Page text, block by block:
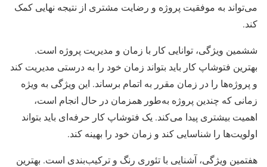
می‌تواند به موفقیت پروژه و رضایت مشتری از نتیجه نهایی کمک
کند.
ششمین ویژگی، توانایی کار با زمان و مدیریت پروژه است.
بهترین فتوشاپ کار باید بتواند زمان خود را به درستی مدیریت کند
و پروژه‌ها را در زمان مقرر به اتمام برساند. این ویژگی به ویژه
زمانی که چندین پروژه به‌طور همزمان در حال انجام است،
اهمیت بیشتری پیدا می‌کند. یک فتوشاپ کار حرفه‌ای باید بتواند
اولویت‌ها را شناسایی کند و زمان خود را بهینه کند.
هفتمین ویژگی، آشنایی با تئوری رنگ و ترکیب‌بندی است. بهترین